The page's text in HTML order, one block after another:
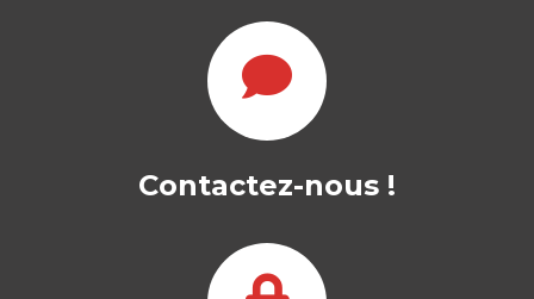
Contactez-nous !